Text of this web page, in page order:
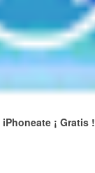
iPhoneate ¡ Gratis !